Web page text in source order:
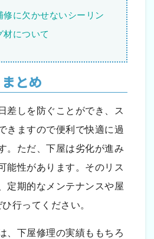
修に欠かせないシーリン
材について
まとめ
差しを防ぐことができ、ス
きますので便利で快適に過
。ただ、下屋は劣化が進み
能性があります。そのリス
定期的なメンテナンスや屋
行ってください。
、下屋修理の実績ももちろ